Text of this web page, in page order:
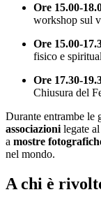
Ore 15.00-
workshop sul
Ore 15.00-
fisico e
Ore 17.30-
Chiusura del
Durante entrambe le
associazioni legate
a mostre
nel mondo.
A chi è